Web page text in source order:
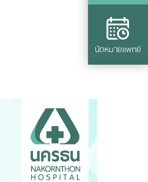
นัดหมายแพทย์